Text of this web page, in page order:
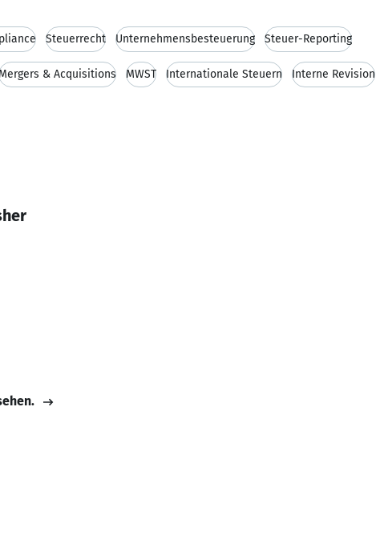
Steuerrecht Unternehmensbesteuerung Steuer-Reporting
& Acquisitions MWST Internationale Steuern Interne Revision